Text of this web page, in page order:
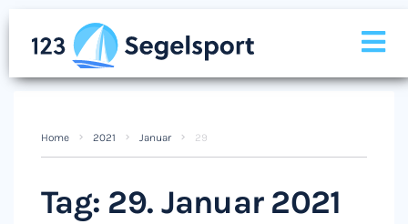
Home 2021 Januar 29
Tag: 29. Januar 2021